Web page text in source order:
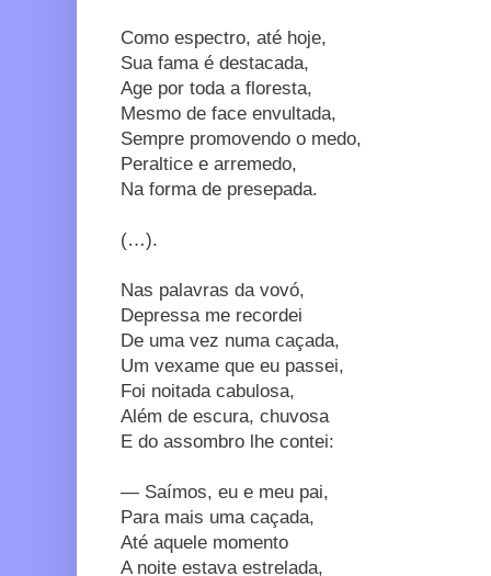
Como espectro, até hoje,
Sua fama é destacada,
Age por toda a floresta,
Mesmo de face envultada,
Sempre promovendo o medo,
Peraltice e arremedo,
Na forma de presepada.
(…).
Nas palavras da vovó,
Depressa me recordei
De uma vez numa caçada,
Um vexame que eu passei,
Foi noitada cabulosa,
Além de escura, chuvosa
E do assombro lhe contei:
— Saímos, eu e meu pai,
Para mais uma caçada,
Até aquele momento
A noite estava estrelada,